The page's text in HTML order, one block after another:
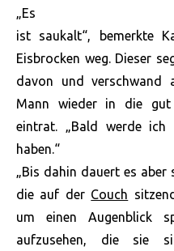
„Es
ist saukalt“, bemerkte
Eisbrocken weg. Dieser
davon und verschwand
Mann wieder in die gut
eintrat. „Bald werde
haben.“
„Bis dahin dauert es aber
die auf der Couch
um einen Augenblick
aufzusehen, die sie